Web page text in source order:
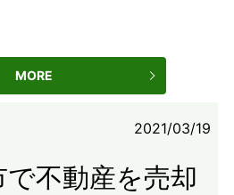
MORE
2021/03/19
不動産を売却